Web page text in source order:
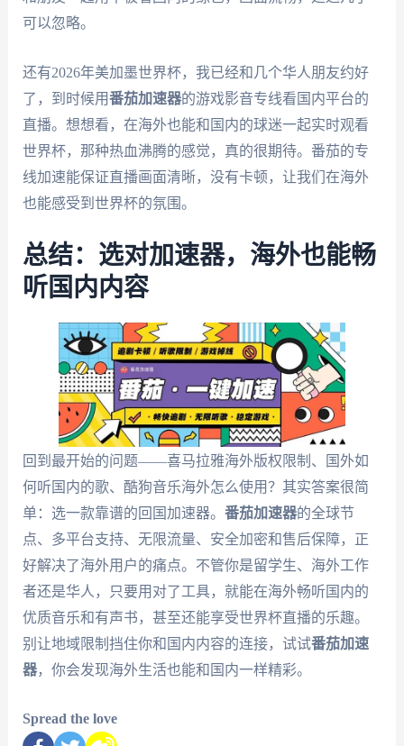
可以忽略。
还有2026年美加墨世界杯，我已经和几个华人朋友约好
了，到时候用番茄加速器的游戏影音专线看国内平台的
直播。想想看，在海外也能和国内的球迷一起实时观看
世界杯，那种热血沸腾的感觉，真的很期待。番茄的专
线加速能保证直播画面清晰，没有卡顿，让我们在海外
也能感受到世界杯的氛围。
总结：选对加速器，海外也能畅
听国内内容
回到最开始的问题——喜马拉雅海外版权限制、国外如
何听国内的歌、酷狗音乐海外怎么使用？其实答案很简
单：选一款靠谱的回国加速器。 番茄加速器的全球节
点、多平台支持、无限流量、安全加密和售后保障，正
好解决了海外用户的痛点。不管你是留学生、海外工作
者还是华人，只要用对了工具，就能在海外畅听国内的
优质音乐和有声书，甚至还能享受世界杯直播的乐趣。
别让地域限制挡住你和国内内容的连接，试试番茄加速
器，你会发现海外生活也能和国内一样精彩。
Spread the love